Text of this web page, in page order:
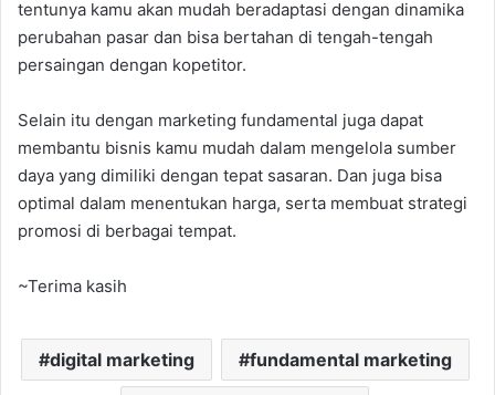
tentunya kamu akan mudah beradaptasi dengan dinamika
perubahan pasar dan bisa bertahan di tengah-tengah
persaingan dengan kopetitor.
Selain itu dengan marketing fundamental juga dapat
membantu bisnis kamu mudah dalam mengelola sumber
daya yang dimiliki dengan tepat sasaran. Dan juga bisa
optimal dalam menentukan harga, serta membuat strategi
promosi di berbagai tempat.
~Terima kasih
digital marketing fundamental marketing